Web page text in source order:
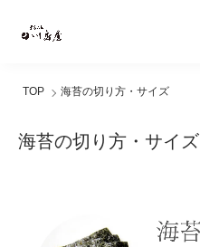
TOP 海苔の切り方・サイズ
海苔の切り方・サイズ